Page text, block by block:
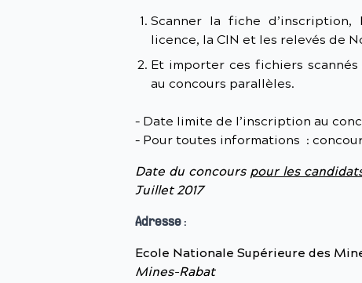
Scanner la fiche d’inscription,
licence, la CIN et les relevés de
Et importer ces fichiers
au concours parallèles.
– Date limite de l’inscription au
– Pour toutes informations :
Date du concours pour les
Juillet 2017
Adresse :
Ecole Nationale Supérieure des
Mines-Rabat